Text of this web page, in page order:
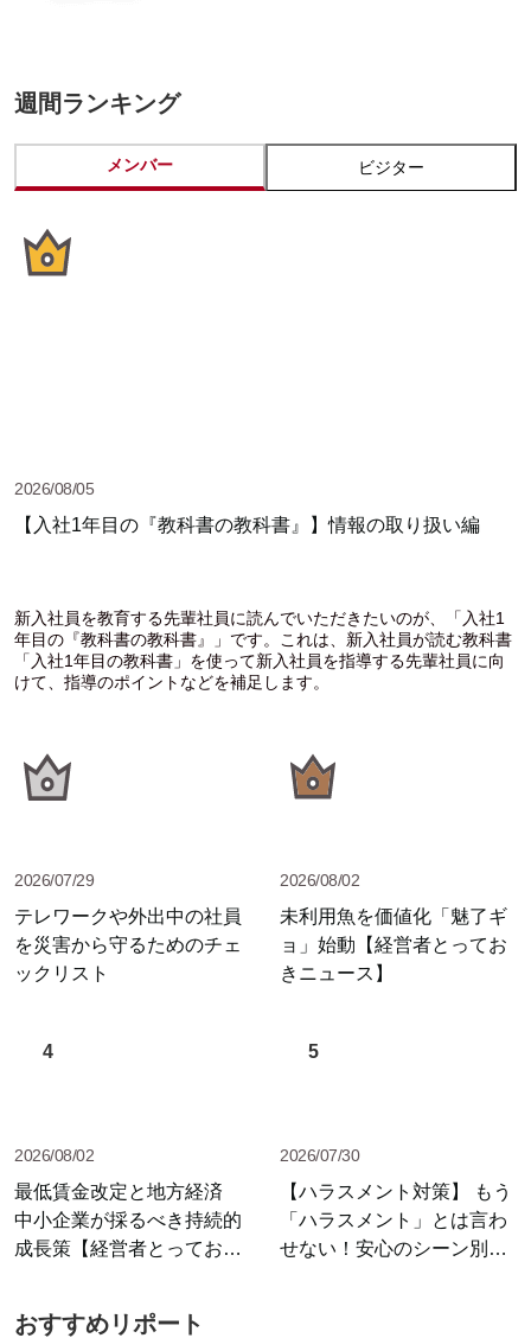
週間ランキング
メンバー ビジター
2026/08/05
【入社1年目の『教科書の教科書』】情報の取り扱い編
新入社員を教育する先輩社員に読んでいただきたいのが、「入社1
年目の『教科書の教科書』」です。これは、新入社員が読む教科書
「入社1年目の教科書」を使って新入社員を指導する先輩社員に向
けて、指導のポイントなどを補足します。
2026/07/29
テレワークや外出中の社員
を災害から守るためのチェ
ックリスト
2026/08/02
未利用魚を価値化「魅了ギ
ョ」始動【経営者とってお
きニュース】
4
2026/08/02
最低賃金改定と地方経済
中小企業が採るべき持続的
成長策【経営者とっておき
5
2026/07/30
【ハラスメント対策】 もう
「ハラスメント」とは言わ
せない！安心のシーン別セ
おすすめリポート